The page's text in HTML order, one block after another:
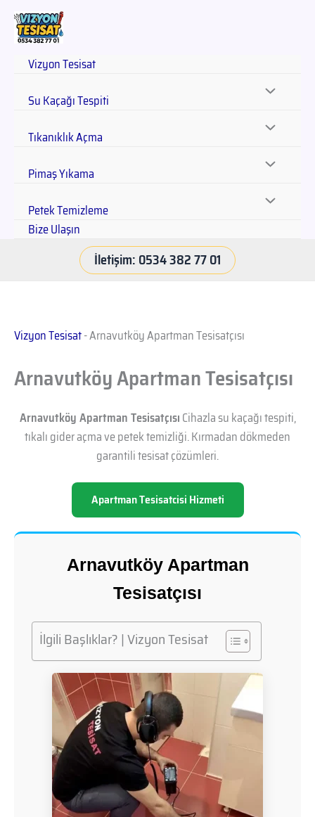
Vizyon Tesisat
Su Kaçağı Tespiti
Tıkanıklık Açma
Pimaş Yıkama
Petek Temizleme
Bize Ulaşın
İletişim: 0534 382 77 01
Vizyon Tesisat-Arnavutköy Apartman Tesisatçısı
Arnavutköy Apartman Tesisatçısı
Arnavutköy Apartman TesisatçısıCihazla su kaçağı tespiti,
tıkalı gider açma ve petek temizliği. Kırmadan dökmeden
garantili tesisat çözümleri.
Apartman Tesisatcisi Hizmeti
Arnavutköy Apartman
Tesisatçısı
İlgili Başlıklar? | Vizyon Tesisat